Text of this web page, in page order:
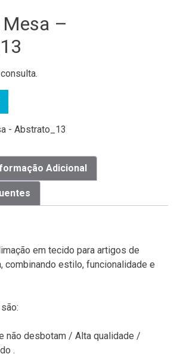
Mesa –
- Abstrato_13
Adicional
em tecido para artigos de
combinando estilo, funcionalidade e
não desbotam / Alta qualidade /
.